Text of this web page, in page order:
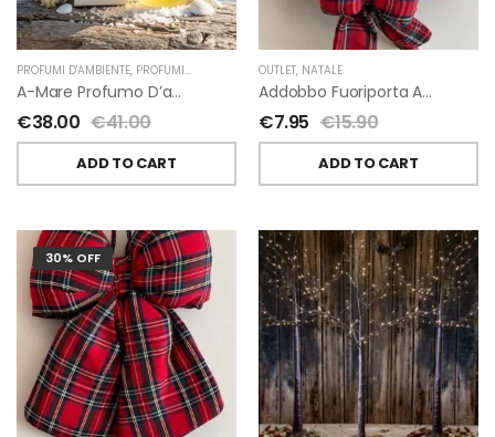
PROFUMI D'AMBIENTE, PROFUMI D'AMBIENTE FIORIRA' UN GIARDINO
A-Mare Profumo D’ambiente Di Fiorirà Un Giardino
€38.00 €41.00
ADD TO CART
OUTLET, NATALE
Addobbo Fuoriporta Alberello Velluto Rosso Con Fiocchetto Tartan
€7.95 €15.90
ADD TO CART
30% OFF